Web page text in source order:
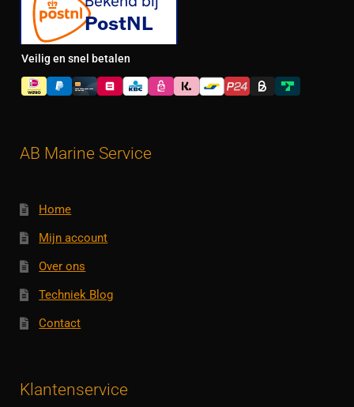
Veilig en snel betalen
AB Marine Service
Home
Mijn account
Over ons
Techniek Blog
Contact
Klantenservice